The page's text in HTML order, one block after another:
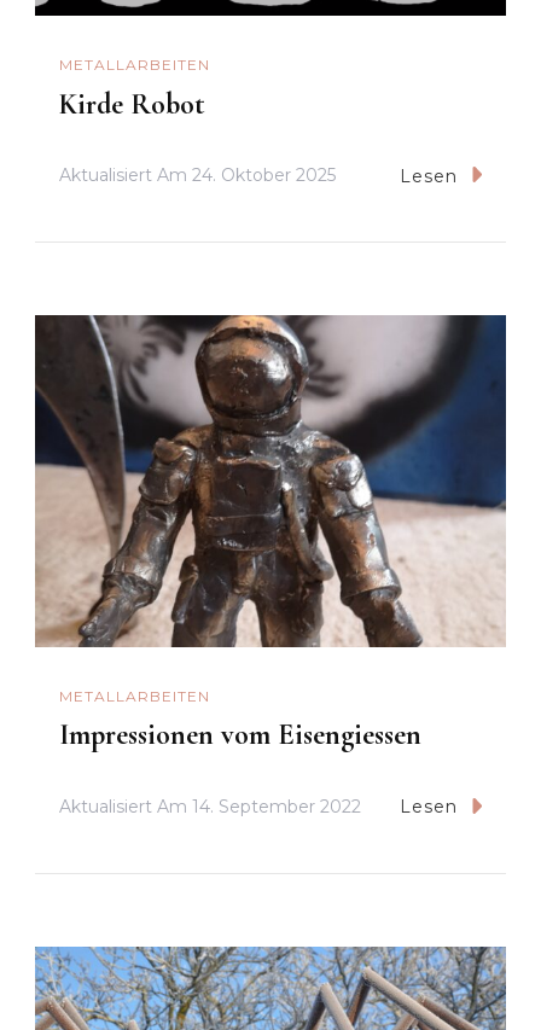
METALLARBEITEN
Kirde Robot
Aktualisiert Am 24. Oktober 2025 Lesen
METALLARBEITEN
Impressionen vom Eisengiessen
Aktualisiert Am 14. September 2022 Lesen